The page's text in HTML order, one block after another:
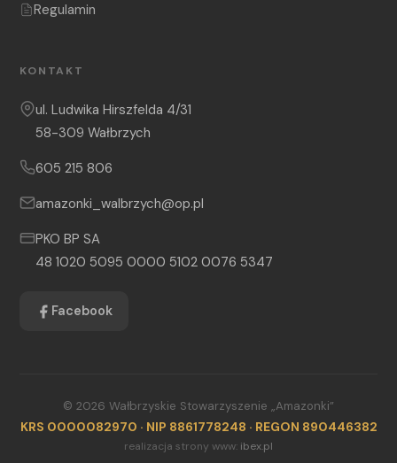
Regulamin
KONTAKT
ul. Ludwika Hirszfelda 4/31
58-309 Wałbrzych
605 215 806
amazonki_walbrzych@op.pl
PKO BP SA
48 1020 5095 0000 5102 0076 5347
Facebook
© 2026 Wałbrzyskie Stowarzyszenie „Amazonki”
KRS 0000082970 · NIP 8861778248 · REGON 890446382
realizacja strony www: ibex.pl